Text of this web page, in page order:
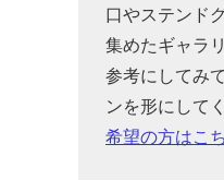
口やステンド
集めたギャラ
参考にしてみ
ンを形にして
希望の方はこ